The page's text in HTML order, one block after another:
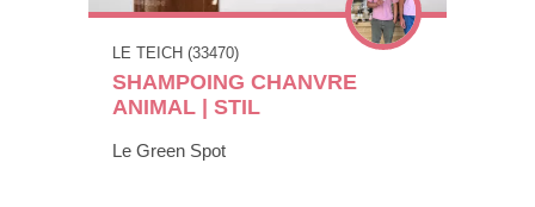
LE TEICH (33470)
SHAMPOING CHANVRE
ANIMAL | STIL
Le Green Spot